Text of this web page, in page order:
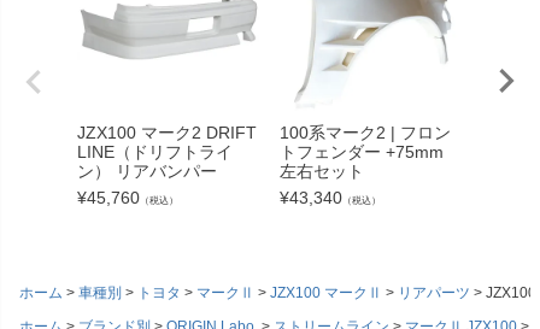
JZX100 マーク2 DRIFT
LINE（ドリフトライ
ン） リアバンパー
¥45,760 （税込）
100系マーク2 | フロン
トフェンダー +75mm
左右セット
¥43,340 （税込）
ホーム 車種別 トヨタ マークⅡ JZX100 マークⅡ リアパーツ
JZX100